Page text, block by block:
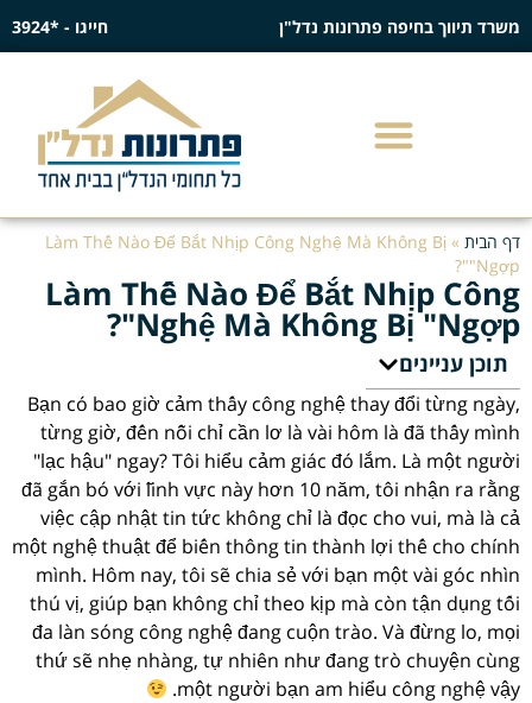
משרד תיווך בחיפה פתרונות נדל"ן חייגו - *3924
דף הבית »
Làm Thế Nào Để Bắt Nhịp Công Nghệ Mà Không Bị
"Ngợp"?
Làm Thế Nào Để Bắt Nhịp Công
Nghệ Mà Không Bị "Ngợp"?
תוכן עניינים
Bạn có bao giờ cảm thấy công nghệ thay đổi từng ngày,
từng giờ, đến nỗi chỉ cần lơ là vài hôm là đã thấy mình
"lạc hậu" ngay? Tôi hiểu cảm giác đó lắm. Là một người
đã gắn bó với lĩnh vực này hơn 10 năm, tôi nhận ra rằng
việc cập nhật tin tức không chỉ là đọc cho vui, mà là cả
một nghệ thuật để biến thông tin thành lợi thế cho chính
mình. Hôm nay, tôi sẽ chia sẻ với bạn một vài góc nhìn
thú vị, giúp bạn không chỉ theo kịp mà còn tận dụng tối
đa làn sóng công nghệ đang cuộn trào. Và đừng lo, mọi
thứ sẽ nhẹ nhàng, tự nhiên như đang trò chuyện cùng
một người bạn am hiểu công nghệ vậy.